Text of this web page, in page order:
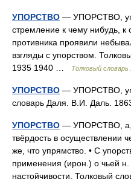
УПОРСТВО — УПОРСТВО,
стремление к чему нибудь,
противника проявили
взгляды с упорством.
1935 1940 …
Толковый
УПОРСТВО — УПОРСТВО,
словарь Даля. В.И. Даль.
УПОРСТВО — УПОРСТВО, а,
твёрдость в осуществлении
же, что упрямство. • С
применения (ирон.) о чьей
настойчивости. Толковый